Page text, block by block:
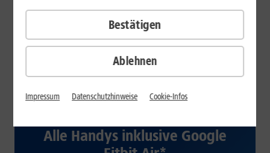
ab 29,99
€/Monat*
Verfügbarkeit prüfen
Alle Handys inklusive Google
Ablehnen
Bestätigen
Impressum Datenschutzhinweise Cookie-Infos